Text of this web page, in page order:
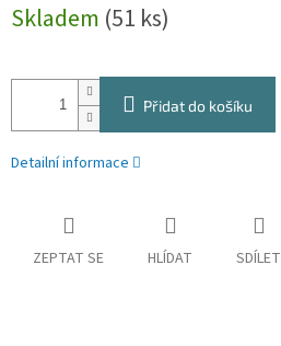
cena:
Skladem (51 ks)
Přidat do košíku
Detailní informace
ZEPTAT SE HLÍDAT SDÍLET